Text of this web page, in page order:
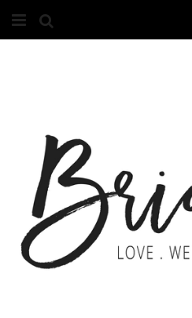
O NAS
KONTAKT
REKLAMA
ADVERTISING